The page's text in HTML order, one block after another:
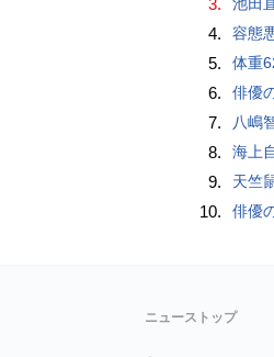
4. 容態
5. 体重
6. 俳優
7. 八嶋
8. 海上
9. 天竺
10. 俳優
ニューストップ